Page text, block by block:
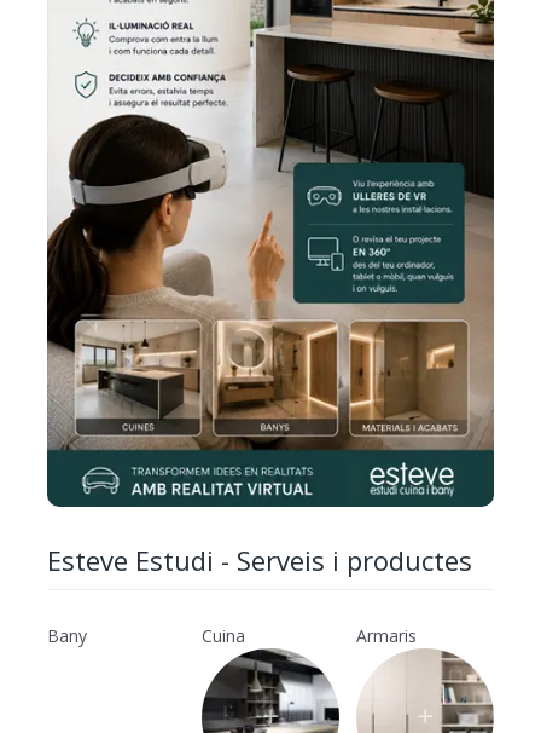
Esteve Estudi - Serveis i productes
Bany Cuina Armaris